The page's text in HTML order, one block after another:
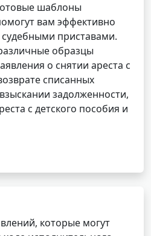
шаблоны
вам эффективно
приставами.
образцы
о снятии ареста с
списанных
задолженности,
с детского пособия и
которые могут